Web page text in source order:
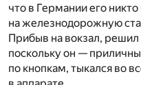
что в Германии его
на железнодорожную
Прибыв на вокзал, решил
поскольку он —
по кнопкам, тыкался во